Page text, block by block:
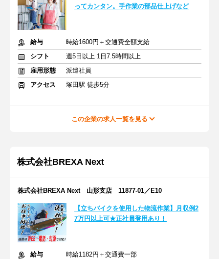
ってカンタン。手作業の部品仕上げなど
給与
時給1600円＋交通費全額支給
シフト
週5日以上 1日7.5時間以上
雇用形態
派遣社員
アクセス
塚田駅 徒歩5分
この企業の求人一覧を見る
株式会社BREXA Next
株式会社BREXA Next 山形支店 11877-01／E10
【立ちバイクを使用した物流作業】月収例2
7万円以上可★正社員登用あり！
給与
時給1182円＋交通費一部